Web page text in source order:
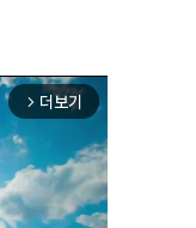
arrow_forward_ios 더보기